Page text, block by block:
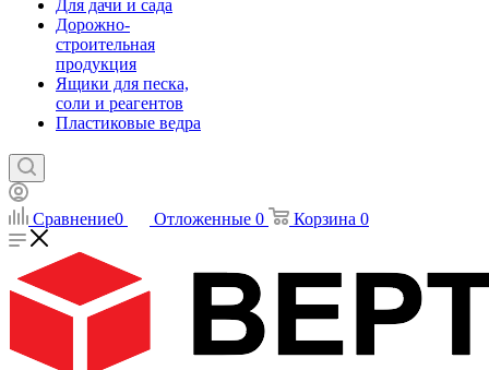
Для дачи и сада
Дорожно-
строительная
продукция
Ящики для песка,
соли и реагентов
Пластиковые ведра
Сравнение0 Отложенные 0 Корзина 0